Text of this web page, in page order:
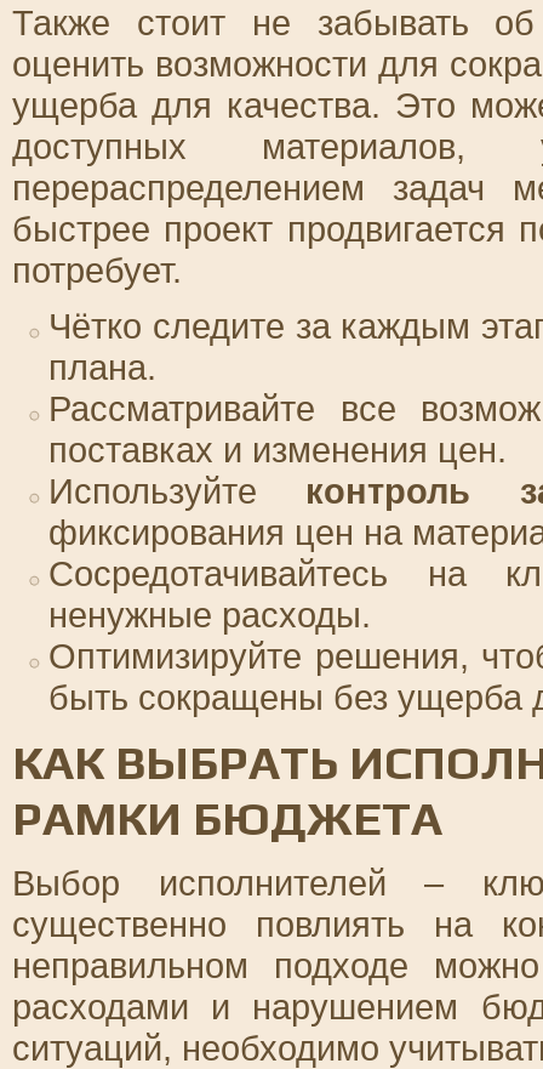
Также стоит не забывать
оценить возможности для
ущерба для качества. Это
доступных материалов,
перераспределением задач
быстрее проект
потребует.
Чётко следите за каждым
плана.
Рассматривайте все
поставках и изменения цен.
Используйте контроль
фиксирования цен на
Сосредотачивайтесь на
ненужные расходы.
Оптимизируйте решения,
быть сокращены без ущерба
КАК ВЫБРАТЬ
РАМКИ БЮДЖЕТА
Выбор исполнителей –
существенно повлиять на
неправильном подходе
расходами и нарушением
ситуаций, необходимо